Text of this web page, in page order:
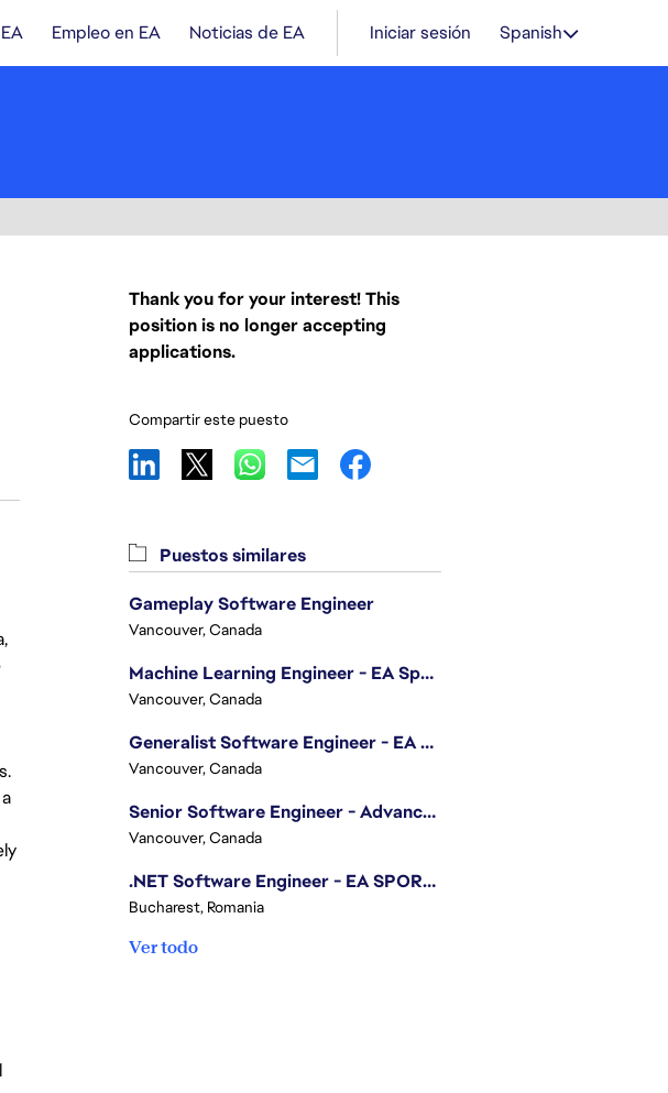
Empleo en EA Noticias de EA Iniciar sesión Spanish
Thank you for your interest! This
position is no longer accepting
applications.
Compartir este puesto
Puestos similares
Gameplay Software Engineer
Vancouver, Canada
Machine Learning Engineer - EA Sports FC
Vancouver, Canada
Generalist Software Engineer - EA Sports FC
Vancouver, Canada
Senior Software Engineer - Advanced Technology Group
Vancouver, Canada
.NET Software Engineer - EA SPORTS™ FC
Bucharest, Romania
Ver todo